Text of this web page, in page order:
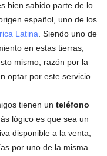
bien sabido parte de lo
español, uno de los
Latina . Siendo uno de
en estas tierras,
mismo, razón por la
optar por este servicio.
tienen un teléfono
lógico es que sea un
disponible a la venta,
por uno de la misma